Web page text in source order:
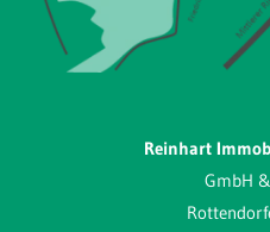
Reinhart
GmbH